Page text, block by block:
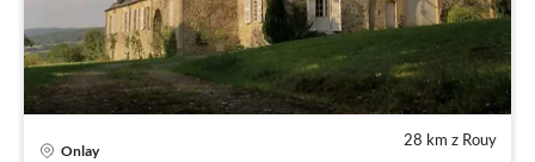
28 km z Rouy
Onlay